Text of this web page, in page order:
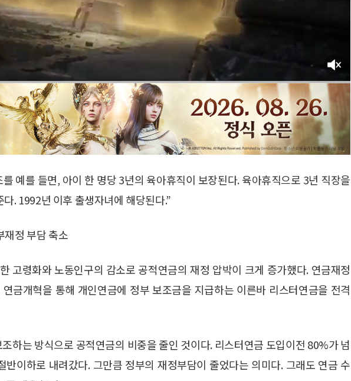
예를 들면, 아이 한 명당 3년의 육아휴직이 보장된다. 육아휴직으로 3년 직장을
. 1992년 이후 출생자녀에 해당된다.”
정 부담 축소
고령화와 노동인구의 감소로 공적연금의 재정 압박이 크게 증가했다. 연금재정
금개혁을 통해 개인연금에 정부 보조금을 지급하는 이른바 리스터연금을 전격
하는 방식으로 공적연금의 비중을 줄인 것이다. 리스터연금 도입이전 80%가 넘
반이하로 내려갔다. 그만큼 정부의 재정부담이 줄었다는 의미다. 그래도 연금 수